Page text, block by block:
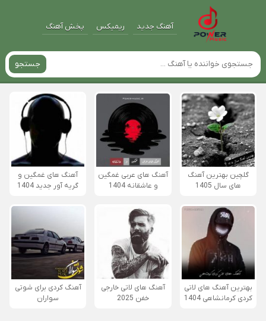
آهنگ جدید ریمیکس پخش آهنگ
جستجو
گلچین بهترین آهنگ
های سال 1405
آهنگ های عربی غمگین
و عاشقانه 1404
آهنگ های غمگین و
گریه آور جدید 1404
بهترین آهنگ های لاتی
کردی کرمانشاهی 1404
آهنگ های لاتی خارجی
خفن 2025
آهنگ کردی برای شوتی
سواران